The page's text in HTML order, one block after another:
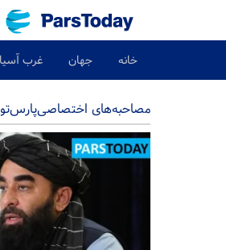
خانه جهان غرب آسیا
مصاحبه‌های